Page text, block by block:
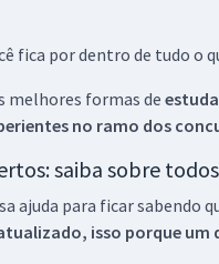
fica por dentro de tudo o
melhores formas de
no ramo dos
saiba sobre
ajuda para ficar sabendo
isso porque um